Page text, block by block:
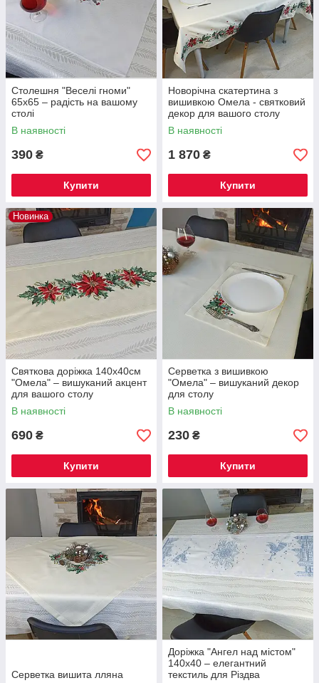
Столешня "Веселі гноми"
65x65 – радість на вашому
столі
В наявності
390 ₴
Купити
Новорічна скатертина з
вишивкою Омела - святковий
декор для вашого столу
180х140см
В наявності
1 870 ₴
Купити
Новинка
Святкова доріжка 140х40см
"Омела" – вишуканий акцент
для вашого столу
В наявності
690 ₴
Купити
Серветка з вишивкою
"Омела" – вишуканий декор
для столу
В наявності
230 ₴
Купити
Серветка вишита лляна
Доріжка "Ангел над містом"
140x40 – елегантний
текстиль для Різдва